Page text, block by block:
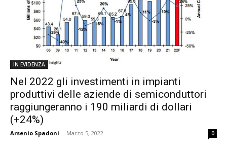
IN EVIDENZA
Nel 2022 gli investimenti in impianti
produttivi delle aziende di semiconduttori
raggiungeranno i 190 miliardi di dollari
(+24%)
Arsenio Spadoni - Marzo 5, 2022 0